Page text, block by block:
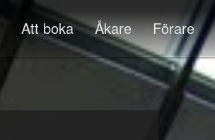
Att boka Åkare Förare